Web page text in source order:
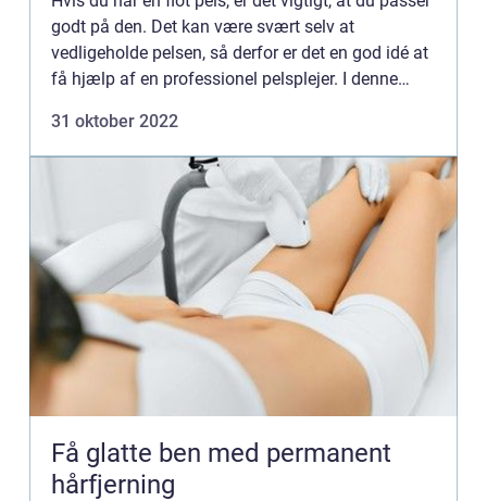
godt på den. Det kan være svært selv at
vedligeholde pelsen, så derfor er det en god idé at
få hjælp af en professionel pelsplejer. I denne
i...
31 oktober 2022
Få glatte ben med permanent
hårfjerning